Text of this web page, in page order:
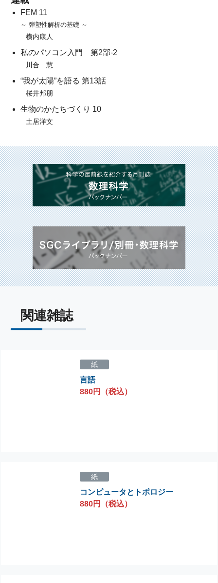
FEM 11
～ 弾塑性解析の基礎 ～
横内康人
私のパソコン入門 第2部-2
川合 慧
“我が太陽”を語る 第13話
桜井邦朋
生物のかたちづくり 10
土居洋文
関連雑誌
紙
言語
880円（税込）
紙
コンピュータとトポロジー
880円（税込）